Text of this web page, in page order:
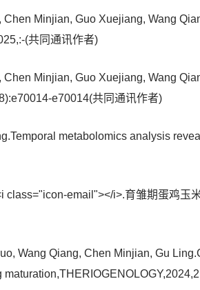
Minjian, Guo Xuejiang, Wang
(共同通讯作者)
Minjian, Guo Xuejiang, Wang
e70014(共同通讯作者)
metabolomics analysis
class="icon-email"></i>.育雏期蛋鸡
Wang Qiang, Chen Minjian, Gu